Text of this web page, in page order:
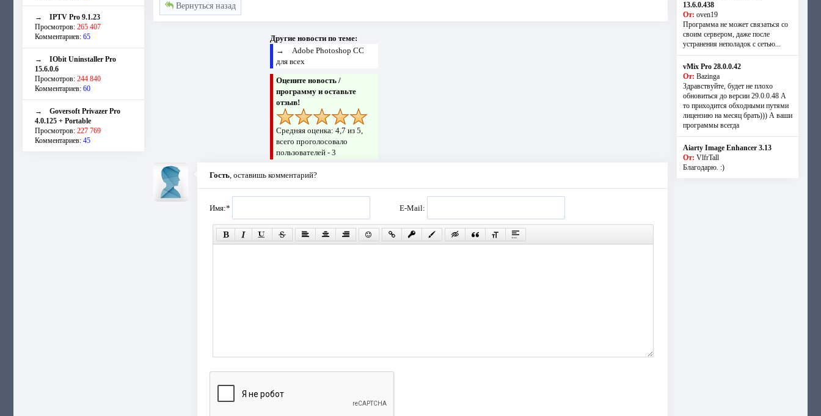
→ IPTV Pro 9.1.23
Просмотров: 265 407
Комментариев: 65
→ IObit Uninstaller Pro
15.6.0.6
Просмотров: 244 840
Комментариев: 60
→ Goversoft Privazer Pro
4.0.125 + Portable
Просмотров: 227 769
Комментариев: 45
Вернуться назад
Другие новости по теме:
→ Adobe Photoshop CC
для всех
Оцените новость /
программу и оставьте
отзыв!
Средняя оценка: 4,7 из 5,
всего проголосовало
пользователей - 3
Гость, оставишь комментарий?
Имя:* E-Mail:
13.6.0.438
От: oven19
Программа не может связаться со
своим сервером, даже после
устранения неполадок с сетью...
vMix Pro 28.0.0.42
От: Bazinga
Здравствуйте, будет не плохо
обновиться до версии 29.0.0.48 А
то приходится обходными путями
лицензию на месяц брать))) А ваши
программы всегда
Aiarty Image Enhancer 3.13
От: VlfrTall
Благодарю. :)